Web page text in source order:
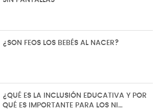
¿SON FEOS LOS BEBÉS AL NACER?
¿QUÉ ES LA INCLUSIÓN EDUCATIVA Y POR
QUÉ ES IMPORTANTE PARA LOS NI…